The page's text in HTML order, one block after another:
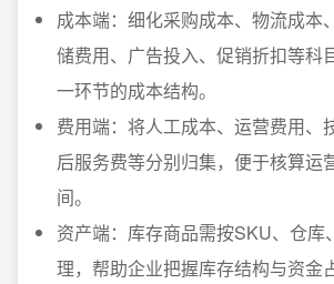
成本端：细化采购成本、物流成本
储费用、广告投入、促销折扣等科
一环节的成本结构。
费用端：将人工成本、运营费用、
后服务费等分别归集，便于核算运
间。
资产端：库存商品需按SKU、仓库
理，帮助企业把握库存结构与资金